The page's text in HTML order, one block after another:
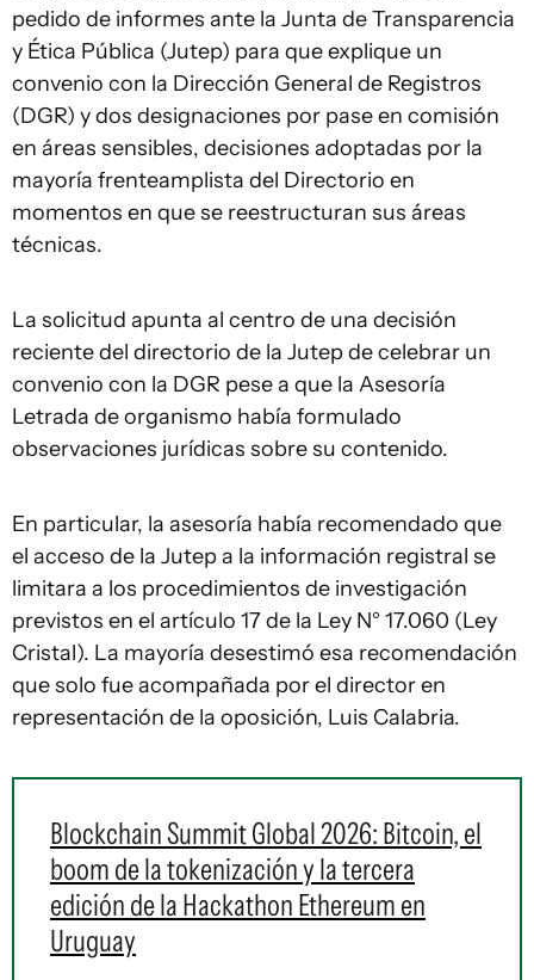
pedido de informes ante la Junta de Transparencia
y Ética Pública (Jutep) para que explique un
convenio con la Dirección General de Registros
(DGR) y dos designaciones por pase en comisión
en áreas sensibles, decisiones adoptadas por la
mayoría frenteamplista del Directorio en
momentos en que se reestructuran sus áreas
técnicas.
La solicitud apunta al centro de una decisión
reciente del directorio de la Jutep de celebrar un
convenio con la DGR pese a que la Asesoría
Letrada de organismo había formulado
observaciones jurídicas sobre su contenido.
En particular, la asesoría había recomendado que
el acceso de la Jutep a la información registral se
limitara a los procedimientos de investigación
previstos en el artículo 17 de la Ley N° 17.060 (Ley
Cristal). La mayoría desestimó esa recomendación
que solo fue acompañada por el director en
representación de la oposición, Luis Calabria.
Blockchain Summit Global 2026: Bitcoin, el
boom de la tokenización y la tercera
edición de la Hackathon Ethereum en
Uruguay